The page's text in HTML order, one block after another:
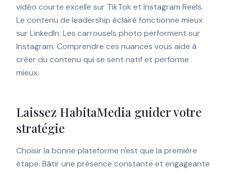
vidéo courte excelle sur TikTok et Instagram Reels.
Le contenu de leadership éclairé fonctionne mieux
sur LinkedIn. Les carrousels photo performent sur
Instagram. Comprendre ces nuances vous aide à
créer du contenu qui se sent natif et performe
mieux.
Laissez HabitaMedia guider votre
stratégie
Choisir la bonne plateforme n'est que la première
étape. Bâtir une présence constante et engageante